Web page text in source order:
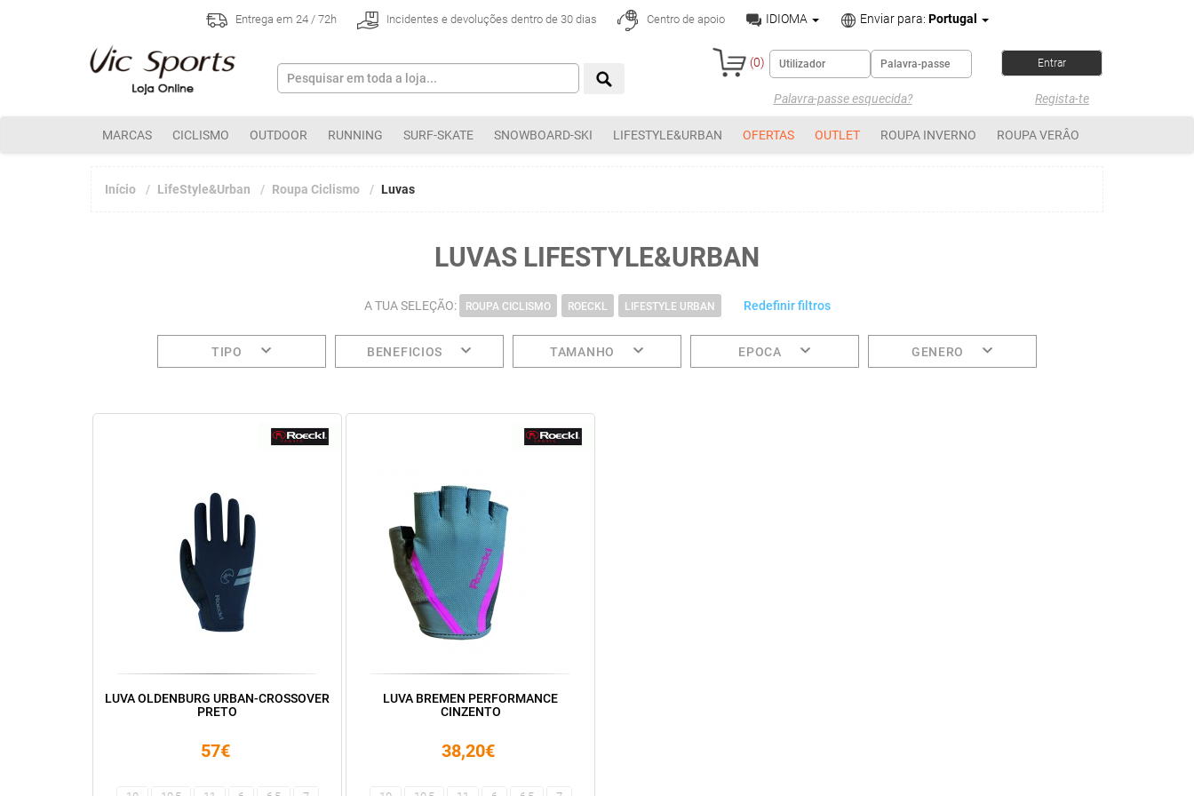
Entrega em 24 / 72h Incidentes e devoluções dentro de 30 dias Centro de apoio IDIOMA Enviar para: Portugal
(0)
Palavra-passe esquecida? Regista-te
MARCAS CICLISMO OUTDOOR RUNNING SURF-SKATE SNOWBOARD-SKI LIFESTYLE&URBAN OFERTAS OUTLET ROUPA INVERNO ROUPA VERÂO
Início LifeStyle&Urban Roupa Ciclismo Luvas
LUVAS LIFESTYLE&URBAN
A TUA SELEÇÃO: ROUPA CICLISMO ROECKL LIFESTYLE URBAN Redefinir filtros
TIPO BENEFICIOS TAMANHO EPOCA GENERO
LUVA OLDENBURG URBAN-CROSSOVER
PRETO
57€
LUVA BREMEN PERFORMANCE
CINZENTO
38,20€